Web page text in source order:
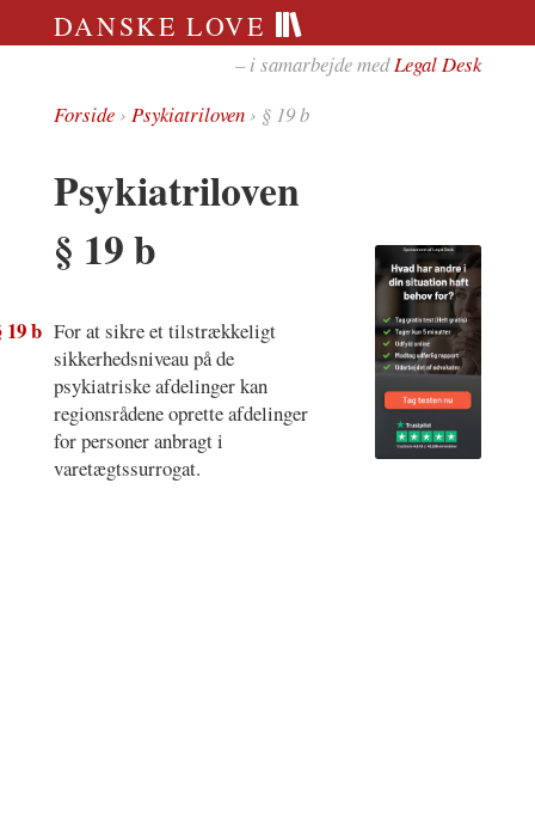
DANSKE LOVE
– i samarbejde medLegal Desk
Forside› Psykiatriloven› § 19 b
Psykiatriloven
§ 19 b
19 b For at sikre et tilstrækkeligt
sikkerhedsniveau på de
psykiatriske afdelinger kan
regionsrådene oprette afdelinger
for personer anbragt i
varetægtssurrogat.